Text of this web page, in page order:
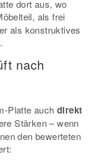
dort aus, wo
als frei
als konstruktives
nach
Platte auch direkt
Stärken – wenn
den bewerteten